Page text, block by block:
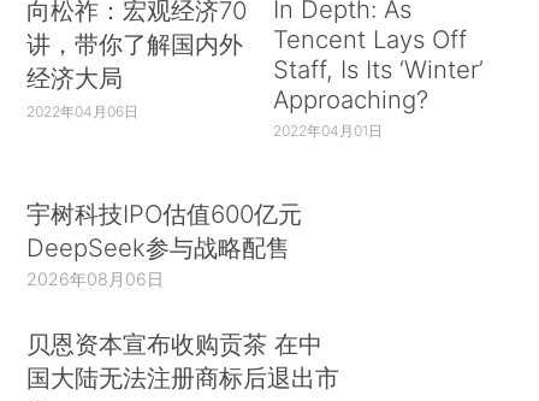
向松祚：宏观经济70
讲，带你了解国内外
经济大局
2022年04月06日
In Depth: As
Tencent Lays Off
Staff, Is Its ‘Winter’
Approaching?
2022年04月01日
宇树科技IPO估值600亿元
DeepSeek参与战略配售
2026年08月06日
贝恩资本宣布收购贡茶 在中
国大陆无法注册商标后退出市